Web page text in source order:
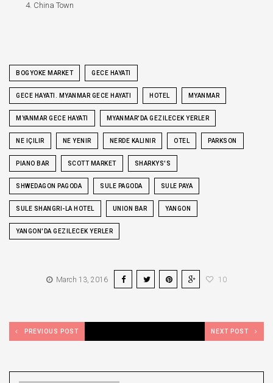
China Town
BOGYOKE MARKET GECE HAYATI
GECE HAYATI. MYANMAR GECE HAYATI HOTEL MYANMAR
MYANMAR GECE HAYATI MYANMAR'DA GEZILECEK YERLER
NE IÇILIR NE YENIR NERDE KALINIR OTEL PARKSON
PIANO BAR SCOTT MARKET SHARKYS'S
SHWEDAGON PAGODA SULE PAGODA SULE PAYA
SULE SHANGRI-LA HOTEL UNION BAR YANGON
YANGON'DA GEZILECEK YERLER
March 13, 2016 10
PREVIOUS POST NEXT POST